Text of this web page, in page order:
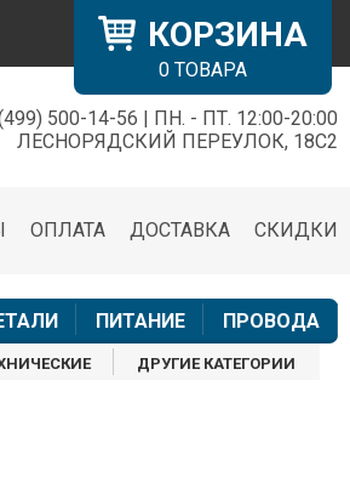
КОРЗИНА
0 ТОВАРА
500-14-56 | ПН. - ПТ. 12:00-20:00
ЛЕСНОРЯДСКИЙ ПЕРЕУЛОК, 18С2
СКИДКИ
ДОСТАВКА
ОПЛАТА
ПИТАНИЕ ПРОВОДА
ДРУГИЕ КАТЕГОРИИ